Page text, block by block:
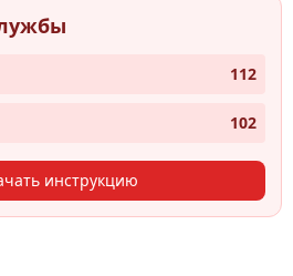
112
102
инструкцию